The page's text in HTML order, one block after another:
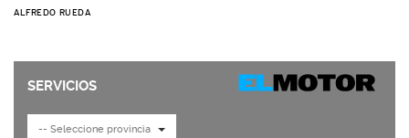
ALFREDO RUEDA